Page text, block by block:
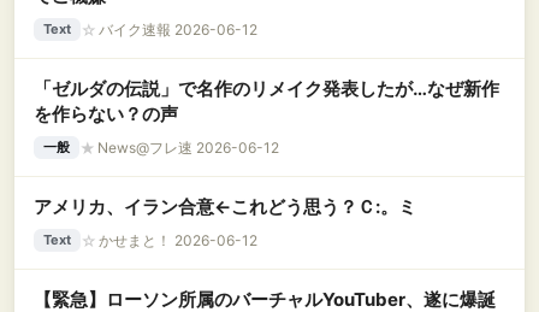
Text ☆ バイク速報 2026-06-12
「ゼルダの伝説」で名作のリメイク発表したが…なぜ新作
を作らない？の声
一般 ★ News@フレ速 2026-06-12
アメリカ、イラン合意←これどう思う？Ｃ:。ミ
Text ☆ かせまと！ 2026-06-12
【緊急】ローソン所属のバーチャルYouTuber、遂に爆誕